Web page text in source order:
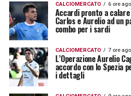
CALCIOMERCATO 6 ore ago
Accardi pronto a
Carlos e Aurelio ad un
combo per i sardi
CALCIOMERCATO 7 ore ago
L’Operazione Aurelio
accordo con lo Spezia
i dettagli